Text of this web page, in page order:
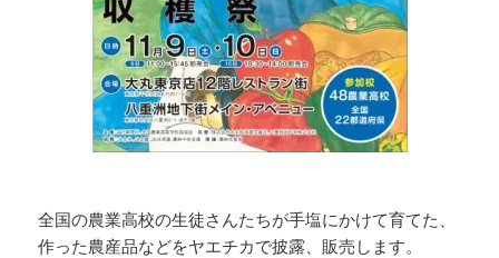
全国の農業高校の生徒さんたちが手塩にかけて育てた、
作った農産品などをヤエチカで披露、販売します。